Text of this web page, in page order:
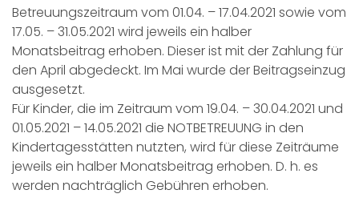
Betreuungszeitraum vom 01.04. – 17.04.2021 sowie vom
17.05. – 31.05.2021 wird jeweils ein halber
Monatsbeitrag erhoben. Dieser ist mit der Zahlung für
den April abgedeckt. Im Mai wurde der Beitragseinzug
ausgesetzt.
Für Kinder, die im Zeitraum vom 19.04. – 30.04.2021 und
01.05.2021 – 14.05.2021 die NOTBETREUUNG in den
Kindertagesstätten nutzten, wird für diese Zeiträume
jeweils ein halber Monatsbeitrag erhoben. D. h. es
werden nachträglich Gebühren erhoben.